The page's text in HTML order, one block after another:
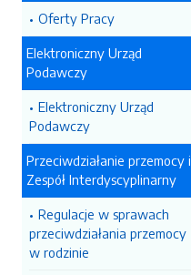
Oferty Pracy
Elektroniczny Urząd
Podawczy
Elektroniczny Urząd
Podawczy
Przeciwdziałanie przemocy i
Zespół Interdyscyplinarny
Regulacje w sprawach
przeciwdziałania przemocy
w rodzinie